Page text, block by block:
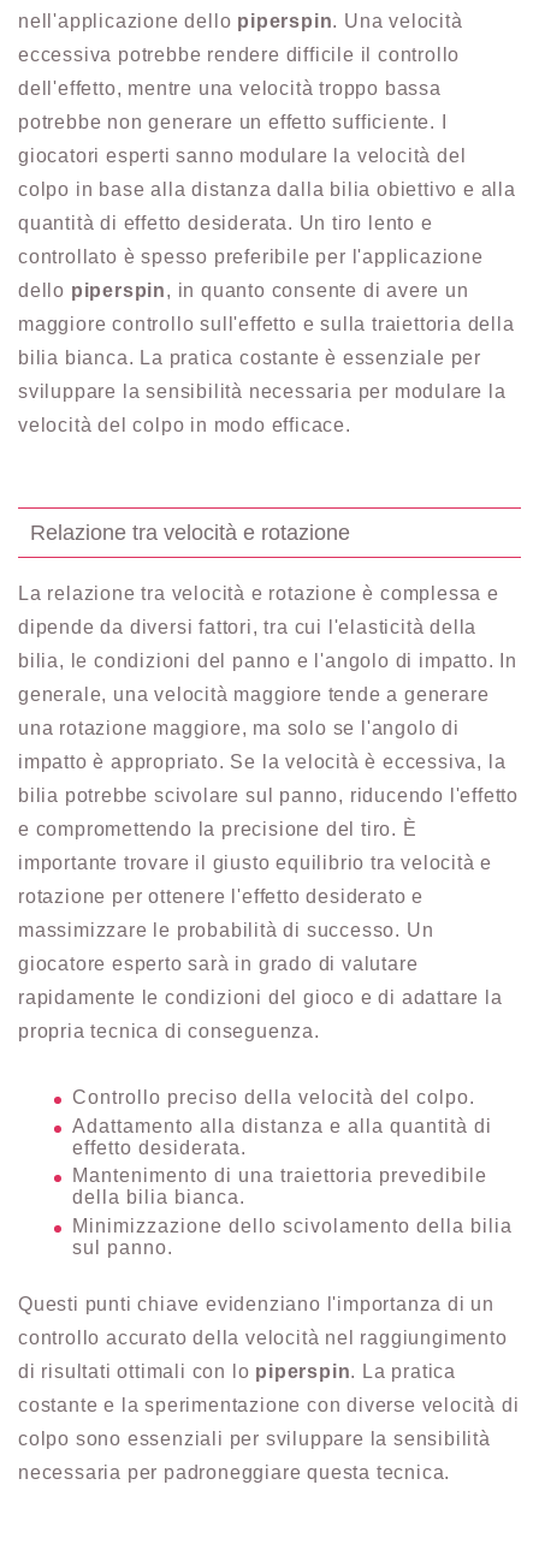
nell'applicazione dello piperspin. Una velocità
eccessiva potrebbe rendere difficile il controllo
dell'effetto, mentre una velocità troppo bassa
potrebbe non generare un effetto sufficiente. I
giocatori esperti sanno modulare la velocità del
colpo in base alla distanza dalla bilia obiettivo e alla
quantità di effetto desiderata. Un tiro lento e
controllato è spesso preferibile per l'applicazione
dello piperspin, in quanto consente di avere un
maggiore controllo sull'effetto e sulla traiettoria della
bilia bianca. La pratica costante è essenziale per
sviluppare la sensibilità necessaria per modulare la
velocità del colpo in modo efficace.
Relazione tra velocità e rotazione
La relazione tra velocità e rotazione è complessa e
dipende da diversi fattori, tra cui l'elasticità della
bilia, le condizioni del panno e l'angolo di impatto. In
generale, una velocità maggiore tende a generare
una rotazione maggiore, ma solo se l'angolo di
impatto è appropriato. Se la velocità è eccessiva, la
bilia potrebbe scivolare sul panno, riducendo l'effetto
e compromettendo la precisione del tiro. È
importante trovare il giusto equilibrio tra velocità e
rotazione per ottenere l'effetto desiderato e
massimizzare le probabilità di successo. Un
giocatore esperto sarà in grado di valutare
rapidamente le condizioni del gioco e di adattare la
propria tecnica di conseguenza.
Controllo preciso della velocità del colpo.
Adattamento alla distanza e alla quantità di
effetto desiderata.
Mantenimento di una traiettoria prevedibile
della bilia bianca.
Minimizzazione dello scivolamento della bilia
sul panno.
Questi punti chiave evidenziano l'importanza di un
controllo accurato della velocità nel raggiungimento
di risultati ottimali con lo piperspin. La pratica
costante e la sperimentazione con diverse velocità di
colpo sono essenziali per sviluppare la sensibilità
necessaria per padroneggiare questa tecnica.